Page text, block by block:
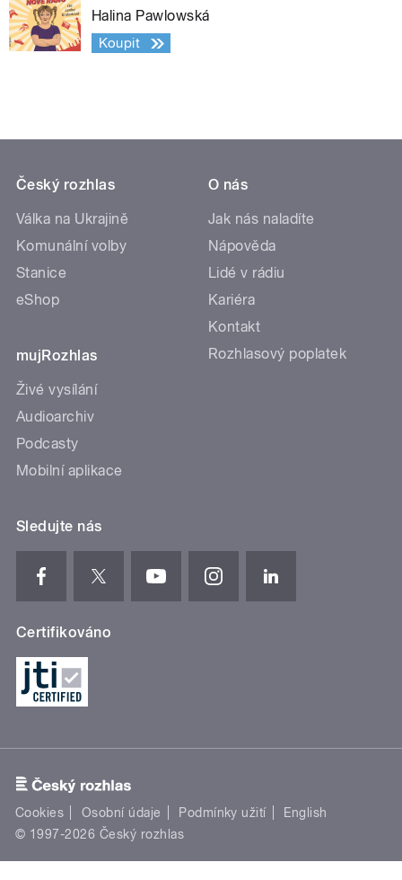
Halina Pawlowská
Koupit
Český rozhlas
Válka na Ukrajině
Komunální volby
Stanice
eShop
mujRozhlas
Živé vysílání
Audioarchiv
Podcasty
Mobilní aplikace
O nás
Jak nás naladíte
Nápověda
Lidé v rádiu
Kariéra
Kontakt
Rozhlasový poplatek
Sledujte nás
Certifikováno
Cookies Osobní údaje Podmínky užití
English
© 1997-2026 Český rozhlas